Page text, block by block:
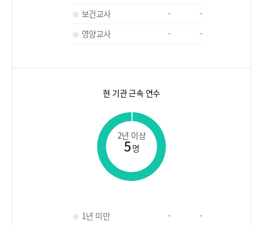
보건교사
-
-
영양교사
- -
현 기관 근속 연수
2년 이상
5명
1년 미만 -
-